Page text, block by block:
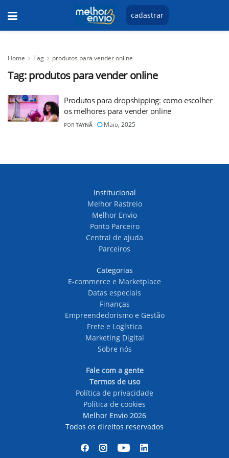
cadastrar
Home Tag produtos para vender online
Tag:produtos para vender online
Produtos para dropshipping: como escolher
os melhores para vender online
POR TAYNÃ Maio, 2025
Institucional
Melhor Rastreio
Melhor Envio
Ponto Parceiro
Central de ajuda
Parceiros
Categorias
E-commerce e Marketplace
Datas especiais
Finanças
Empreendedorismo e Gestão
Frete e Logística
Marketing Digital
Sobre nós
Fale com a gente
Termos de uso
Política de privacidade
Política de cookies
Melhor Envio 2026
Todos os direitos reservados